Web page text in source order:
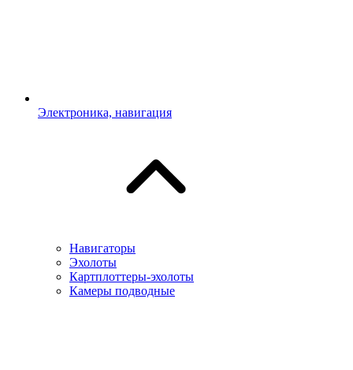
Электроника, навигация
Навигаторы
Эхолоты
Картплоттеры-эхолоты
Камеры подводные